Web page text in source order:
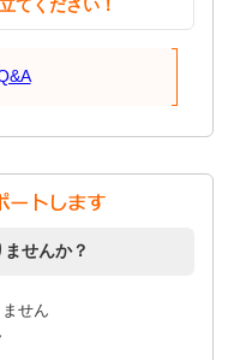
てください！
せんか？
せん